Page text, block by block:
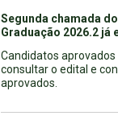
Segunda chamada
Graduação 2026.2 já
Candidatos
consultar o edital e
aprovados.